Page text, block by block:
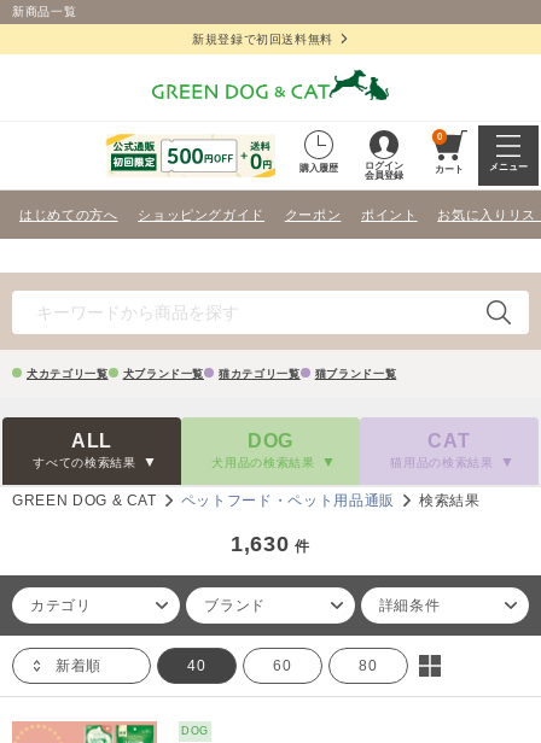
新商品一覧
新規登録で初回送料無料
購入履歴
ログイン
会員登録
0
カート メニュー
はじめての方へ ショッピングガイド クーポン ポイント お気に入りリス
犬カテゴリ一覧 犬ブランド一覧 猫カテゴリ一覧 猫ブランド一覧
ALL
すべての検索結果
DOG
犬用品の検索結果
CAT
猫用品の検索結果
GREEN DOG & CAT ペットフード・ペット用品通販 検索結果
1,630 件
カテゴリ ブランド 詳細条件
新着順 40 60 80
DOG